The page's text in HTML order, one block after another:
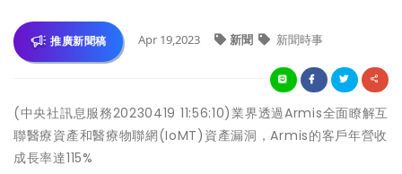
推廣新聞稿 Apr 19,2023 新聞 新聞時事
(中央社訊息服務20230419 11:56:10)業界透過Armis全面瞭解互
聯醫療資產和醫療物聯網(IoMT)資產漏洞，Armis的客戶年營收
成長率達115%